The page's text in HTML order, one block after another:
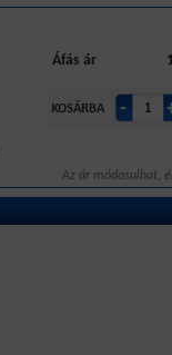
Áfás ár
Az ár módosulhat,